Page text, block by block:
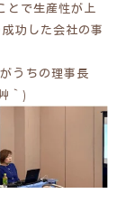
とで生産性が上
功した会社の事
うちの理事長
｀)